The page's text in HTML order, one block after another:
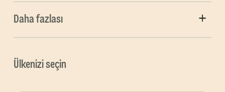
Daha fazlası
Ülkenizi seçin